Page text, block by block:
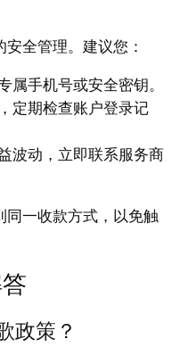
全管理。建议您：
属手机号或安全密钥。
定期检查账户登录记
波动，立即联系服务商
一收款方式，以免触
政策？